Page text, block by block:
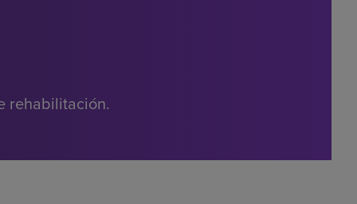
rehabilitación.